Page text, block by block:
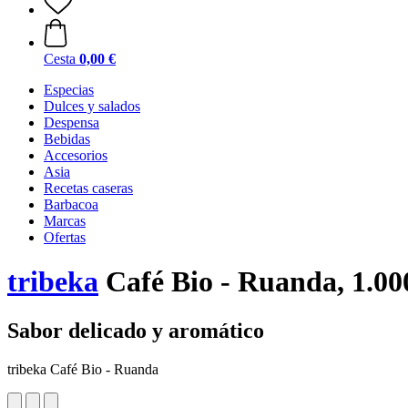
Cesta 0,00 €
Especias
Dulces y salados
Despensa
Bebidas
Accesorios
Asia
Recetas caseras
Barbacoa
Marcas
Ofertas
tribeka Café Bio - Ruanda,
Sabor delicado y aromático
tribeka Café Bio - Ruanda